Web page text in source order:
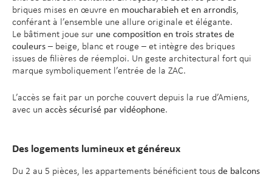
briques mises en œuvre en moucharabieh et en arrondis,
conférant à l’ensemble une allure originale et élégante.
Le bâtiment joue sur une composition en trois strates de
couleurs – beige, blanc et rouge – et intègre des briques
issues de filières de réemploi. Un geste architectural fort qui
marque symboliquement l’entrée de la ZAC.
L’accès se fait par un porche couvert depuis la rue d’Amiens,
avec un accès sécurisé par vidéophone.
Des logements lumineux et généreux
Du 2 au 5 pièces, les appartements bénéficient tous de balcons